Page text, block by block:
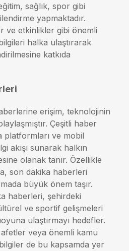
sağlık, spor gibi
yapmaktadır.
ve etkinlikler gibi önemli
halka ulaştırarak
katkıda
erişim, teknolojinin
Çeşitli haber
platformları ve mobil
akışı sunarak halkın
olanak tanır. Özellikle
son dakika haberleri
büyük önem taşır.
haberleri, şehirdeki
ve sportif gelişmeleri
ulaştırmayı hedefler.
veya önemli kamu
de bu kapsamda yer